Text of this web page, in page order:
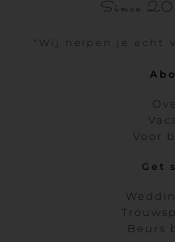
Since
"Wij helpen je echt
Voor
Get
Beurs